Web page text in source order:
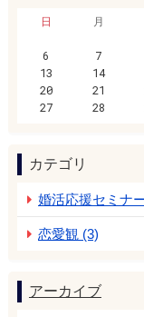
日
月
6
7
13
14
20
21
27
28
カテゴリ
婚活応援セミナ
恋愛観 (3)
アーカイブ